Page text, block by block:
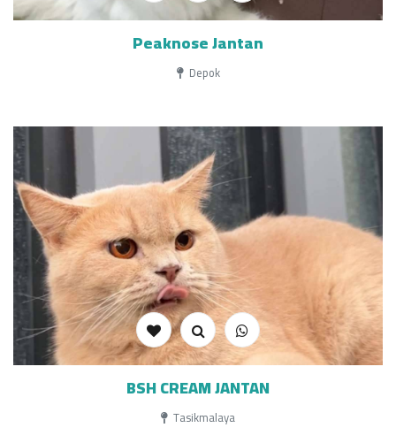
Peaknose Jantan
Depok
BSH CREAM JANTAN
Tasikmalaya